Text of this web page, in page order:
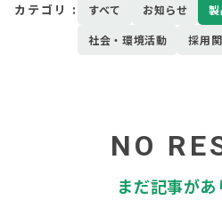
カテゴリ : すべて お知らせ
社会・環境活動
採用
NO
まだ記事があ